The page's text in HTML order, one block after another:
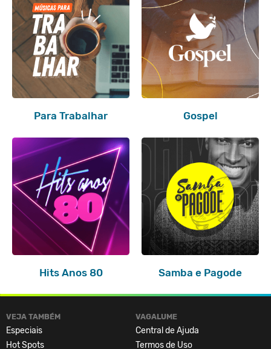
Para Trabalhar Gospel
Hits Anos 80 Samba e Pagode
VEJA TAMBÉM
Especiais
Hot Spots
VAGALUME
Central de Ajuda
Termos de Uso